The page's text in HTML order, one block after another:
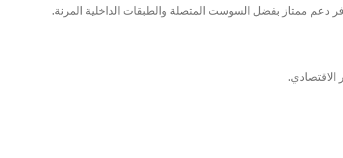
دعم ممتاز بفضل السوست المتصلة والطبقات الداخلية المرنة.
الاقتصادي.